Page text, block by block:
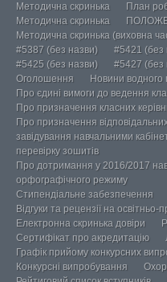
Методична скринька
План
Методична скринька
Методична скринька (виховна
#5387 (без назви)
#5421 (без
#5425 (без назви)
#5427 (без
Оголошення
Новини водного
Про єдині вимоги до ведення
Про призначення класних
Про призначення
завідування навчальними
перевірку зошитів
Про дотримання у 2016/2017
орфографічного режиму
Стипендіальне забезпечення
Відгуки та рецензії на
Електронна скринька довіри
Сертифікат про акредитацію
Графік прийому конкурсних
Конкурсні випробування